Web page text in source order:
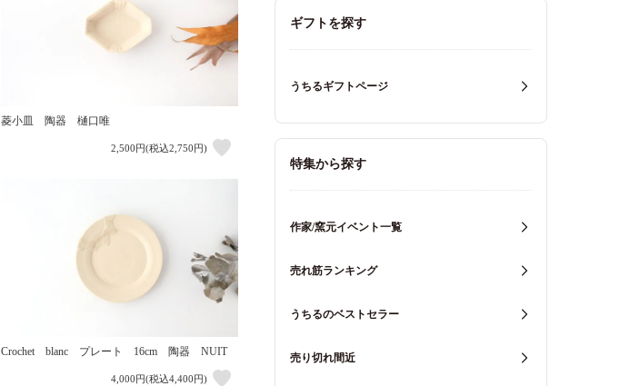
菱小皿 陶器 樋口唯
2,500円(税込2,750円)
Crochet blanc プレート 16cm 陶器 NUIT
4,000円(税込4,400円)
ギフトを探す
うちるギフトページ
特集から探す
作家/窯元イベント一覧
売れ筋ランキング
うちるのベストセラー
売り切れ間近